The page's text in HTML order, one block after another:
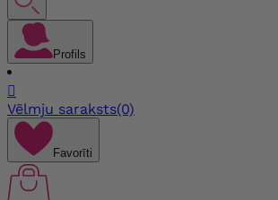
Profils

Vēlmju saraksts(0)
Favorīti